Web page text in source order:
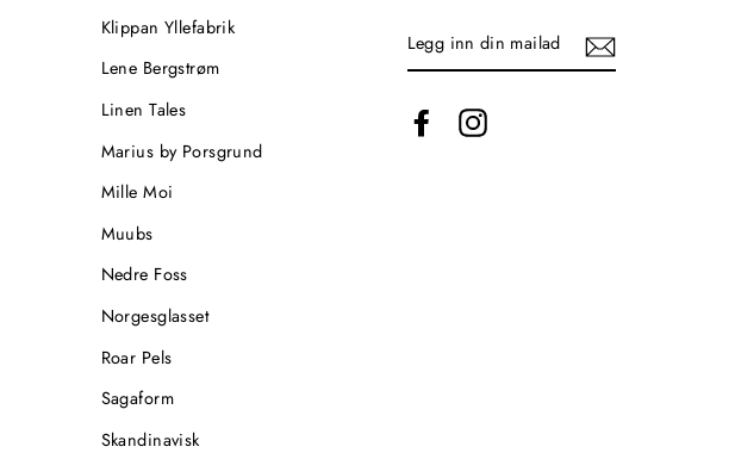
Klippan Yllefabrik
Lene Bergstrøm
Linen Tales
Marius by Porsgrund
Mille Moi
Muubs
Nedre Foss
Norgesglasset
Roar Pels
Sagaform
Skandinavisk
INN
DIN
Facebook